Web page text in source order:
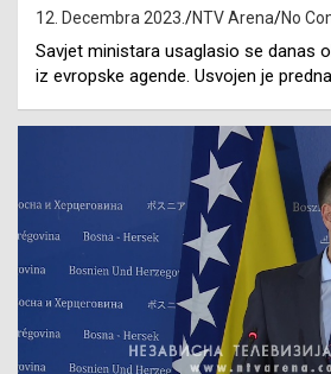
12. Decembra 2023. NTV Arena No
Savjet ministara usaglasio se danas
iz evropske agende. Usvojen je